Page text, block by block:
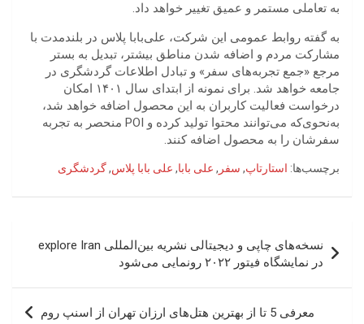
به تعاملی مستمر و عمیق تغییر خواهد داد.
به گفته روابط عمومی این شرکت، علی‌بابا پلاس در بلندمدت با
مشارکت مردم و اضافه شدن مناطق بیشتر، تبدیل به بستر
مرجع «جمع تجربه‌های سفر» و تبادل اطلاعات گردشگری در
جامعه خواهد شد. برای نمونه از ابتدای سال ۱۴۰۱ امکان
درخواست فعالیت کاربران به این محصول اضافه خواهد شد،
به‌نحوی‌که می‌توانند محتوا تولید کرده و POI منحصر به تجربه
سفرشان را به محصول اضافه کنند.
برچسب‌ها: استارتاپ, سفر , علی بابا, علی بابا پلاس,گردشگری
نوشته
نسخه‌های چاپی و دیجیتالی نشریه بین‌المللی explore Iran
در نمایشگاه فیتور ۲۰۲۲ رونمایی می‌شود
معرفی 5 تا از بهترین هتل‌های ارزان تهران از اسنپ روم